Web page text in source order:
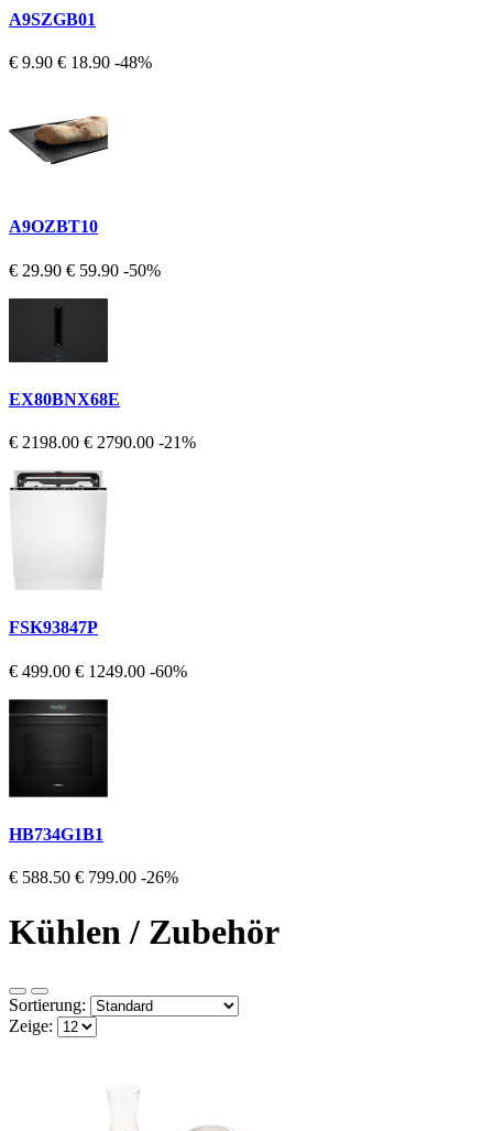
A9SZGB01
€ 9.90 € 18.90 -48%
A9OZBT10
€ 29.90 € 59.90 -50%
EX80BNX68E
€ 2198.00 € 2790.00 -21%
FSK93847P
€ 499.00 € 1249.00 -60%
HB734G1B1
€ 588.50 € 799.00 -26%
Kühlen / Zubehör
Sortierung:
Zeige: